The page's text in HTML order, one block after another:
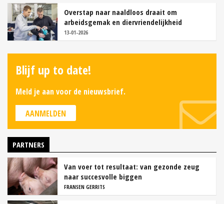
Overstap naar naaldloos draait om
arbeidsgemak en diervriendelijkheid
13-01-2026
Blijf up to date!
Meld je aan voor de nieuwsbrief.
AANMELDEN
PARTNERS
Van voer tot resultaat: van gezonde zeug
naar succesvolle biggen
FRANSEN GERRITS